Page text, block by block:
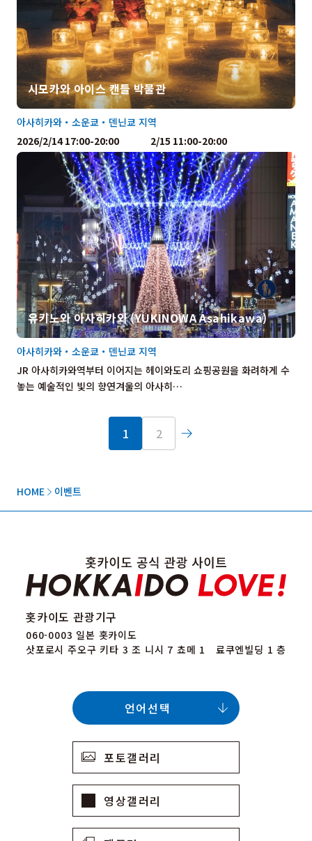
HOME 이벤트
시모카와 아이스 캔들 박물관
아사히카와・소운쿄・덴닌쿄 지역
2026/2/14 17:00-20:00 2/15 11:00-20:00
유키노와 아사히카와 (YUKINOWA Asahikawa)
JR 아사히카와역부터 이어지는 헤이와도리 쇼핑공원을 화려하게 수
놓는 예술적인 빛의 향연겨울의 아사히…
아사히카와・소운쿄・덴닌쿄 지역
1 2
홋카이도 관광기구
060-0003 일본 홋카이도
삿포로시 주오구 키타 3 조 니시 7 쵸메 1 료쿠엔빌딩 1 층
포토갤러리
영상갤러리
언어선택